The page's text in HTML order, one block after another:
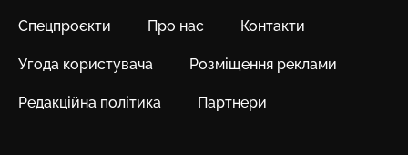
Спецпроєкти Про нас Контакти
Угода користувача Розміщення реклами
Редакційна політика Партнери